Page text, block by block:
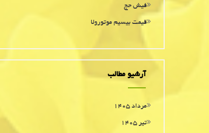
فیش حج
قیمت بیسیم موتورولا
آرشیو مطالب
مرداد ۱۴۰۵
تیر ۱۴۰۵